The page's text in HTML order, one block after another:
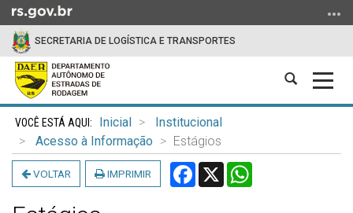
para
conteúdo
para
menu
para
SECRETARIA DE LOGÍSTICA E TRANSPORTES
Abrir
Início
conteúdo
Inicial
Institucional
Acesso à Informação
Estágios
VOLTAR IMPRIMIR Facebook
X